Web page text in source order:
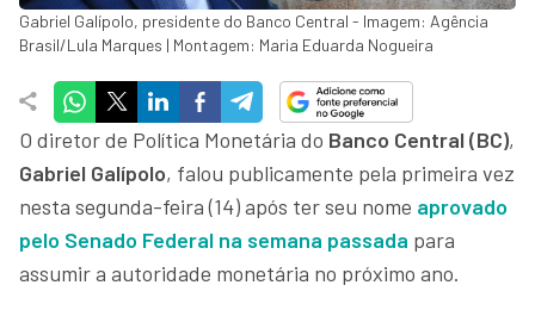
Gabriel Galípolo, presidente do Banco Central - Imagem: Agência
Brasil/Lula Marques | Montagem: Maria Eduarda Nogueira
O diretor de Política Monetária do Banco Central (BC),
Gabriel Galípolo, falou publicamente pela primeira vez
nesta segunda-feira (14) após ter seu nome aprovado
pelo Senado Federal na semana passada para
assumir a autoridade monetária no próximo ano.